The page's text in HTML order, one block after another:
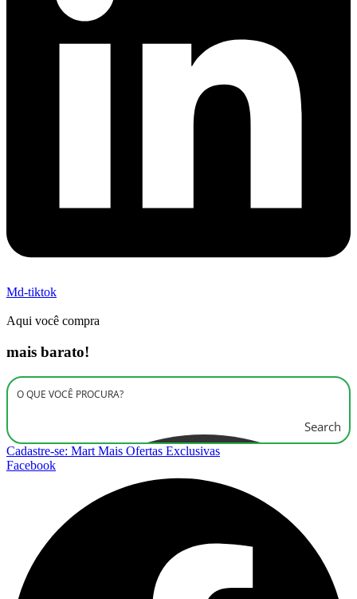
Md-tiktok
Aqui você compra
mais barato!
Search
Cadastre-se: Mart Mais Ofertas Exclusivas
Facebook